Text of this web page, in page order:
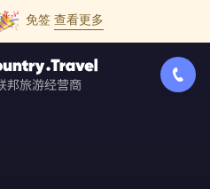
免签 查看更多